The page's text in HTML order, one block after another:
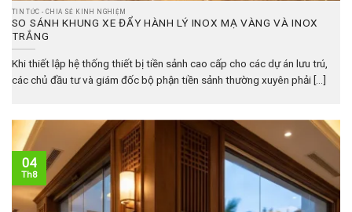
TIN TỨC - CHIA SẺ KINH NGHIỆM
SO SÁNH KHUNG XE ĐẨY HÀNH LÝ INOX MẠ VÀNG VÀ INOX
TRẮNG
Khi thiết lập hệ thống thiết bị tiền sảnh cao cấp cho các dự án lưu trú,
các chủ đầu tư và giám đốc bộ phận tiền sảnh thường xuyên phải [...]
04
Th8